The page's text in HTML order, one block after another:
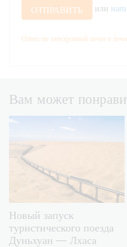
ОТПРАВИТЬ или
Ответ по электронной почте в
Вам может
Новый запуск
туристического поезда
Дуньхуан — Лхаса